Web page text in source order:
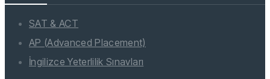
SAT & ACT
AP (Advanced Placement)
İngilizce Yeterlilik Sınavları